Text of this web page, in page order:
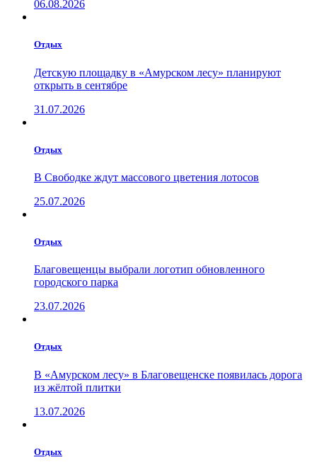
06.08.2026
Отдых
Детскую площадку в «Амурском лесу» планируют
открыть в сентябре
31.07.2026
Отдых
В Свободке ждут массового цветения лотосов
25.07.2026
Отдых
Благовещенцы выбрали логотип обновленного
городского парка
23.07.2026
Отдых
В «Амурском лесу» в Благовещенске появилась дорога
из жёлтой плитки
13.07.2026
Отдых